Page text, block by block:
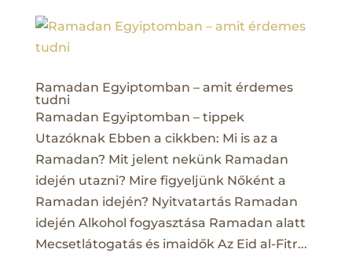
Ramadan Egyiptomban – amit érdemes
tudni
Ramadan Egyiptomban – tippek
Utazóknak Ebben a cikkben: Mi is az a
Ramadan? Mit jelent nekünk Ramadan
idején utazni? Mire figyeljünk Nőként a
Ramadan idején? Nyitvatartás Ramadan
idején Alkohol fogyasztása Ramadan alatt
Mecsetlátogatás és imaidők Az Eid al-Fitr...